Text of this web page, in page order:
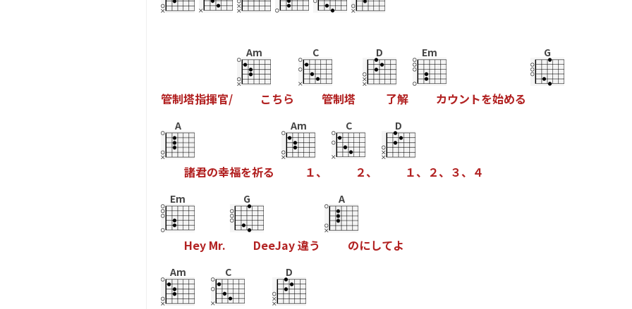
管制塔指揮官/
Am
こ ちら
C
管制塔
D
了解
Em
カウン トを始める
G
A
諸君の幸福を祈る
Am
１、
C
２、
D
１、 ２、 ３、 ４
Em
Hey Mr.
G
DeeJay違う
A
のにしてよ
Am C D